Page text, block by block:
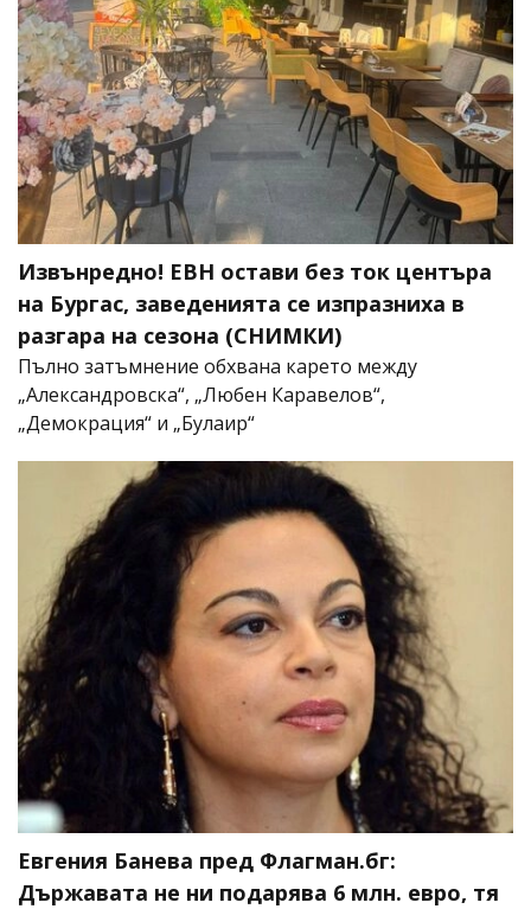
Извънредно! ЕВН остави без ток центъра
на Бургас, заведенията се изпразниха в
разгара на сезона (СНИМКИ)
Пълно затъмнение обхвана карето между
„Александровска“, „Любен Каравелов“,
„Демокрация“ и „Булаир“
Евгения Банева пред Флагман.бг:
Държавата не ни подарява 6 млн. евро, тя